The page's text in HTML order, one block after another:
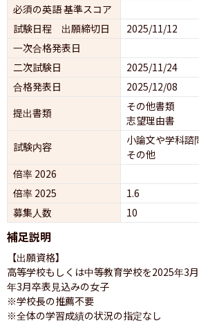
必須の英語 基準スコア
試験日程 出願締切日
2025/11/12
一次合格発表日
二次試験日
2025/11/24
合格発表日
2025/12/08
提出書類
その他書類
志望理由書
試験内容
小論文や学科諮
その他
倍率 2026
倍率 2025
1.6
募集人数
10
補足説明
【出願資格】
高等学校もしくは中等教育学校を2025年3
年3月卒表見込みの女子
※学校長の推薦不要
※全体の学習成績の状況の指定なし